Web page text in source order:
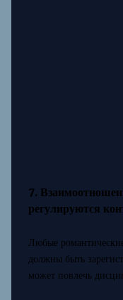
7.
регулируются
Любые
должны быть
может повлечь